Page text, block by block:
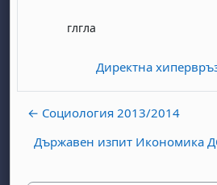
глгла
Директна
← Социология 2013/2014
Държавен изпит Икономика